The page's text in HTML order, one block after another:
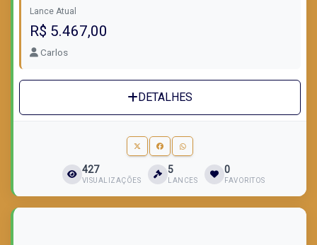
Lance Atual
R$ 5.467,00
Carlos
DETALHES
427
VISUALIZAÇÕES
5
LANCES
0
FAVORITOS